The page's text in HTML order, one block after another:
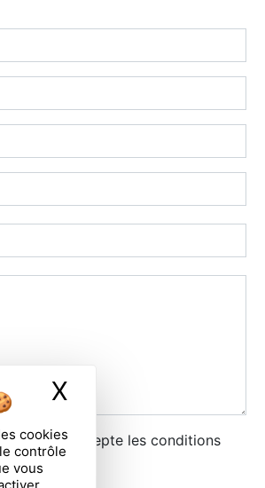
cookies
contrôle
vous
X
case, j'accepte les conditions
dessous **